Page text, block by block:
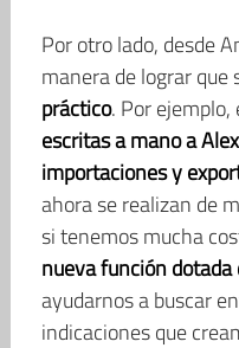
Por otro lado, desde
manera de lograr que
práctico. Por ejemplo,
escritas a mano a
importaciones y
ahora se realizan de
si tenemos mucha
nueva función dotada
ayudarnos a buscar
indicaciones que